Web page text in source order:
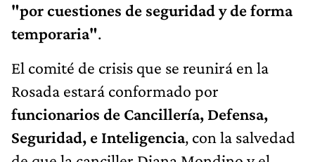
"por cuestiones de seguridad y de forma
temporaria".
El comité de crisis que se reunirá en la
Rosada estará conformado por
funcionarios de Cancillería, Defensa,
Seguridad, e Inteligencia, con la salvedad